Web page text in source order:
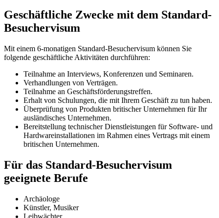
Geschäftliche Zwecke mit dem Standard-
Besuchervisum
Mit einem 6-monatigen Standard-Besuchervisum können Sie
folgende geschäftliche Aktivitäten durchführen:
Teilnahme an Interviews, Konferenzen und Seminaren.
Verhandlungen von Verträgen.
Teilnahme an Geschäftsförderungstreffen.
Erhalt von Schulungen, die mit Ihrem Geschäft zu tun haben.
Überprüfung von Produkten britischer Unternehmen für Ihr
ausländisches Unternehmen.
Bereitstellung technischer Dienstleistungen für Software- und
Hardwareinstallationen im Rahmen eines Vertrags mit einem
britischen Unternehmen.
Für das Standard-Besuchervisum
geeignete Berufe
Archäologe
Künstler, Musiker
Leibwächter